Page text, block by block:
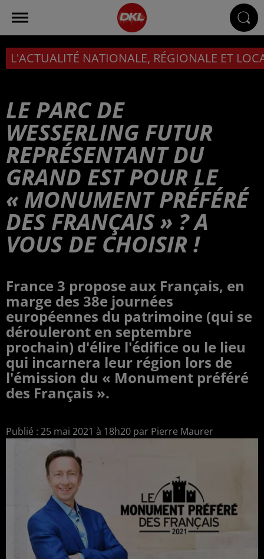
L'ACTUALITÉ NATIONALE, RÉGIONALE ET
LE PARC DE
WESSERLING FUTUR
REPRÉSENTANT DU
GRAND EST POUR LE
« MONUMENT PRÉFÉRÉ
DES FRANÇAIS » ? A
VOUS DE CHOISIR !
France 3 propose aux Français, en
marge des 38e journées
européennes du patrimoine (qui se
dérouleront en septembre
prochain) d'élire l'édifice ou le lieu
qui incarnera leur région lors de
l'émission du « Monument préféré
des Français ».
Publié : 25 mai 2021 à 18h20 par Pierre Maurer